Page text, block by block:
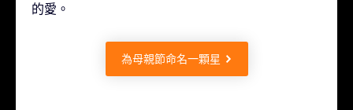
的愛。
為母親節命名一顆星